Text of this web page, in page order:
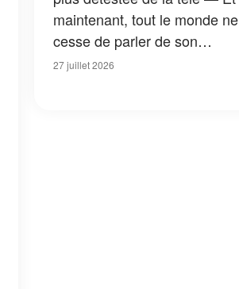
maintenant, tout le monde ne
cesse de parler de son
apparition dans la nouvelle
27 juillet 2026